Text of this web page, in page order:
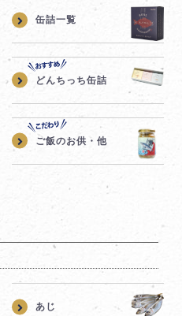
缶詰一覧
どんちっち缶詰
ご飯のお供・他
あじ